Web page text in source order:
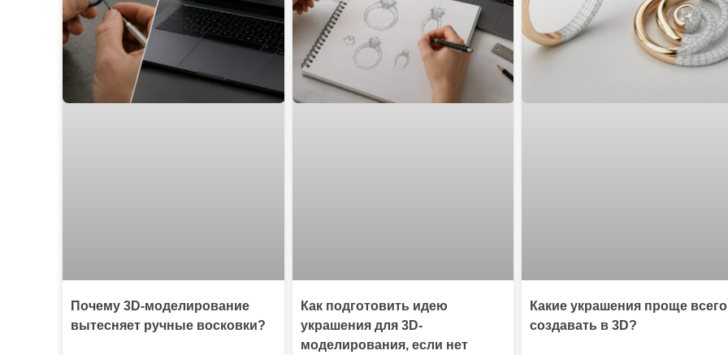
Почему 3D-моделирование
вытесняет ручные восковки?
Как подготовить идею
украшения для 3D-
моделирования, если нет
Какие украшения проще всего
создавать в 3D?